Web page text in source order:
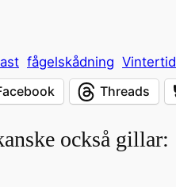
fågelskådning Vintertid
Threads
också gillar: